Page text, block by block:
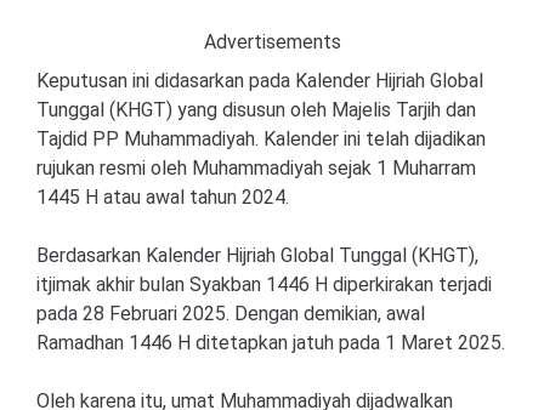
Advertisements
Keputusan ini didasarkan pada Kalender Hijriah Global
Tunggal (KHGT) yang disusun oleh Majelis Tarjih dan
Tajdid PP Muhammadiyah. Kalender ini telah dijadikan
rujukan resmi oleh Muhammadiyah sejak 1 Muharram
1445 H atau awal tahun 2024.
Berdasarkan Kalender Hijriah Global Tunggal (KHGT),
itjimak akhir bulan Syakban 1446 H diperkirakan terjadi
pada 28 Februari 2025. Dengan demikian, awal
Ramadhan 1446 H ditetapkan jatuh pada 1 Maret 2025.
Oleh karena itu, umat Muhammadiyah dijadwalkan